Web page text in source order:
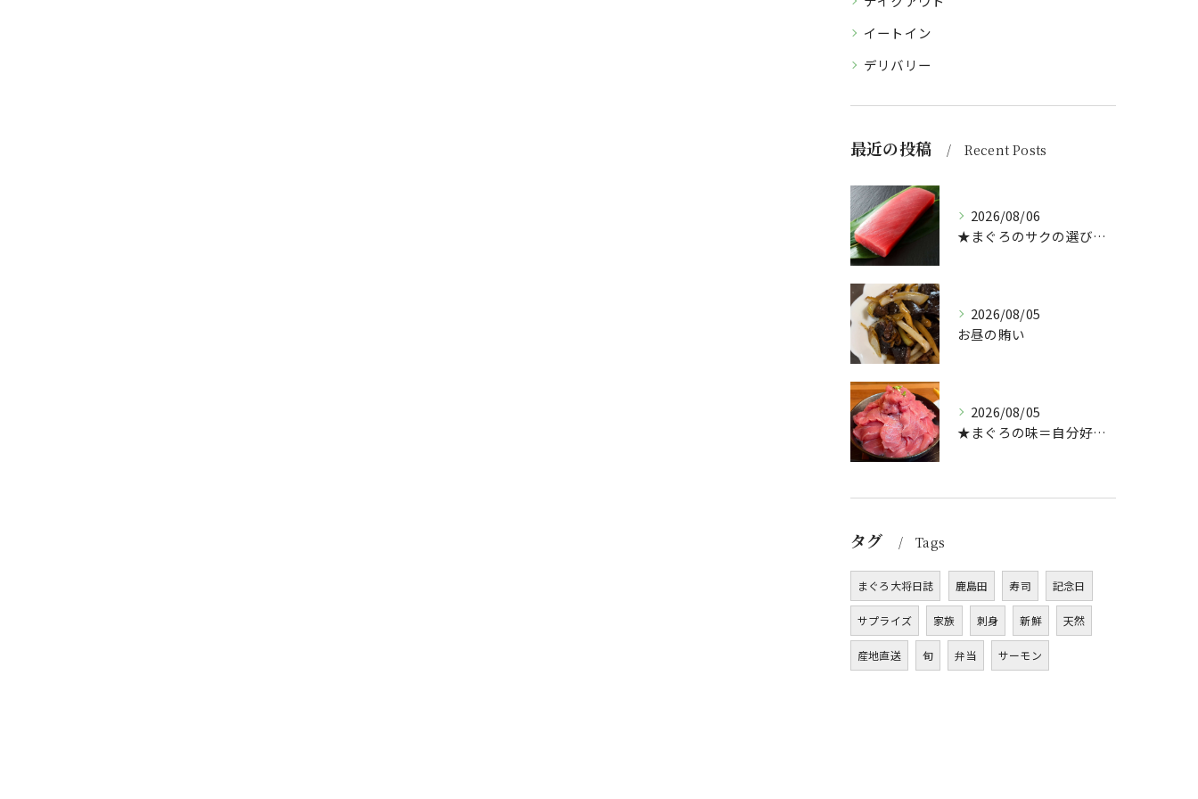
イートイン
デリバリー
最近の投稿 Recent Posts
2026/08/06
★まぐろのサクの選び方★（どんぶり屋まぐろ大将）
2026/08/05
お昼の賄い
2026/08/05
★まぐろの味＝自分好み？★
タグ Tags
まぐろ大将日誌 鹿島田 寿司 記念日
サプライズ 家族 刺身 新鮮 天然
産地直送 旬 弁当 サーモン